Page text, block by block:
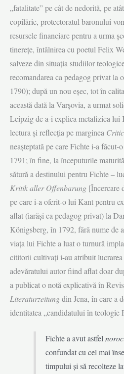
„fatalitate” pe cât de nedorită, pe
copilărie, protectoratul baronului
resursele financiare pentru a urma
tinerețe, întâlnirea cu poetul Felix
salveze din situația studiilor
recomandarea ca pedagog privat
1790); după un nou eșec, tot în
această dată la Varșovia, a urmat
Leipzig de a-i explica metafizica lui
lectura și reflecția pe marginea
neașteptată pe care Fichte i-a
1791; în fine, la începuturile
să­tură a destinului pentru Fichte –
Kritik aller Offenbarung [Încercare
pe care i-a oferit-o lui Kant pentru
aflat (iarăși ca pedagog privat) la
Königsberg, în 1792, fără nume de
viața lui Fichte a luat o turnură
cititorii cultivați i-au atribuit
adevăratului autor fiind aflat doar
a publicat o notă explicativă în
Literaturzeitungdin Jena, în care a
identitatea „candidatului în teologie
Fichte a avut astfel
confundat cu cel mai
timpului și să recolteze